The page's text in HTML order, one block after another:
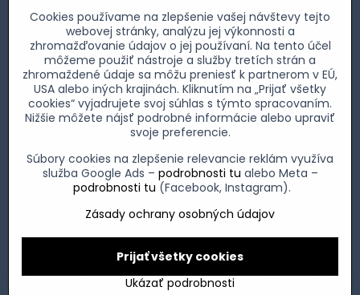
©2026Copyright
Predvoľby súkromiaZásady ochrany osobných údajov
Vytvorené pomocou:BiznisWeb.sk
Cookies používame na zlepšenie vašej návštevy tejto
webovej stránky, analýzu jej výkonnosti a
zhromažďovanie údajov o jej používaní. Na tento účel
môžeme použiť nástroje a služby tretích strán a
zhromaždené údaje sa môžu preniesť k partnerom v EÚ,
USA alebo iných krajinách. Kliknutím na „Prijať všetky
cookies“ vyjadrujete svoj súhlas s týmto spracovaním.
Nižšie môžete nájsť podrobné informácie alebo upraviť
svoje preferencie.
Súbory cookies na zlepšenie relevancie reklám využíva
služba Google Ads – podrobnosti tu alebo Meta –
podrobnosti tu (Facebook, Instagram).
Zásady ochrany osobných údajov
Ukázať podrobnosti
Prijať všetky cookies